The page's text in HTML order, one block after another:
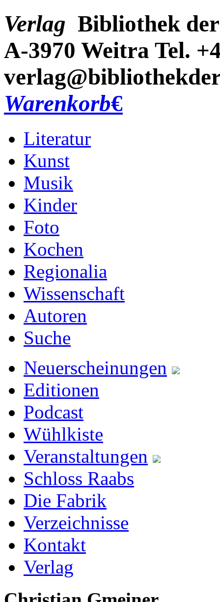
Verlag Bibliothek
A-3970 Weitra Tel.
Warenkorb€
Literatur
Kunst
Musik
Kinder
Foto
Kochen
Regionalia
Wissenschaft
Autoren
Suche
Neuerscheinungen
Editionen
Podcast
Wühlkiste
Veranstaltungen
Schloss Raabs
Die Fabrik
Verzeichnisse
Kontakt
Verlag